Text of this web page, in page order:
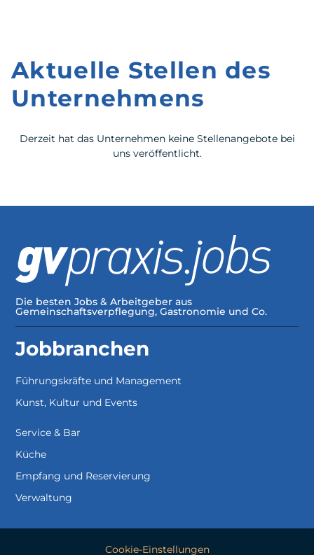
Aktuelle Stellen des
Unternehmens
Derzeit hat das Unternehmen keine Stellenangebote bei
uns veröffentlicht.
Die besten Jobs & Arbeitgeber aus
Gemeinschaftsverpflegung, Gastronomie und Co.
Jobbranchen
Führungskräfte und Management
Kunst, Kultur und Events
Service & Bar
Küche
Empfang und Reservierung
Verwaltung
Cookie-Einstellungen